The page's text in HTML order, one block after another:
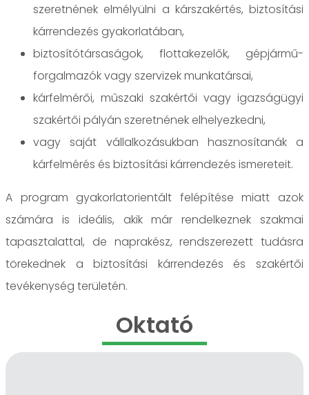
szeretnének elmélyülni a kárszakértés, biztosítási
kárrendezés gyakorlatában,
biztosítótársaságok, flottakezelők, gépjármű-
forgalmazók vagy szervizek munkatársai,
kárfelmérői, műszaki szakértői vagy igazságügyi
szakértői pályán szeretnének elhelyezkedni,
vagy saját vállalkozásukban hasznosítanák a
kárfelmérés és biztosítási kárrendezés ismereteit.
A program gyakorlatorientált felépítése miatt azok
számára is ideális, akik már rendelkeznek szakmai
tapasztalattal, de naprakész, rendszerezett tudásra
törekednek a biztosítási kárrendezés és szakértői
tevékenység területén.
Oktató